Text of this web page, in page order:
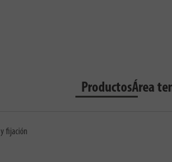
ProductosÁrea
fijación